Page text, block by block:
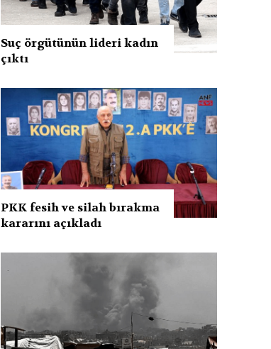
Suç örgütünün lideri kadın
çıktı
PKK fesih ve silah bırakma
kararını açıkladı